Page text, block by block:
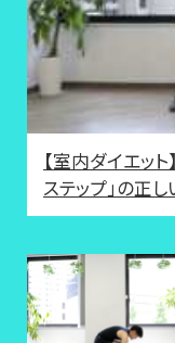
【室内ダイエッ
ステップ」の正